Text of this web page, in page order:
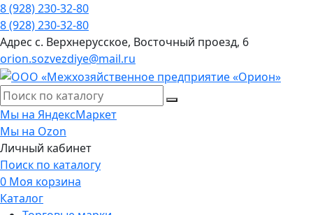
8 (928) 230-32-80
8 (928) 230-32-80
Адрес с. Верхнерусское, Восточный проезд, 6
orion.sozvezdiye@mail.ru
Мы на ЯндексМаркет
Мы на Ozon
Личный кабинет
Поиск по каталогу
0 Моя корзина
Каталог